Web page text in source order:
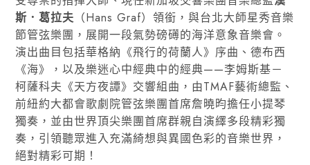
斯．葛拉夫 （Hans Graf）領銜，與台北大師星秀音樂
節管弦樂團，展開一段氣勢磅礡的海洋意象音樂會。
演出曲目包括華格納《飛行的荷蘭人》序曲、德布西
《海》，以及樂迷心中經典中的經典——李姆斯基－
柯薩科夫《天方夜譚》交響組曲，由TMAF藝術總監、
前紐約大都會歌劇院管弦樂團首席詹曉昀擔任小提琴
獨奏，並由世界頂尖樂團首席群親自演繹多段精彩獨
奏，引領聽眾進入充滿綺想與異國色彩的音樂世界，
絕對精彩可期！